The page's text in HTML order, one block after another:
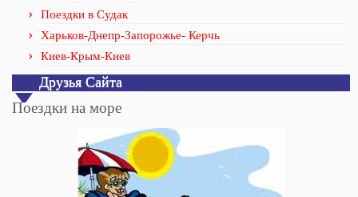
Поездки в Судак
Харьков-Днепр-Запорожье- Керчь
Киев-Крым-Киев
Друзья Сайта
Поездки на море